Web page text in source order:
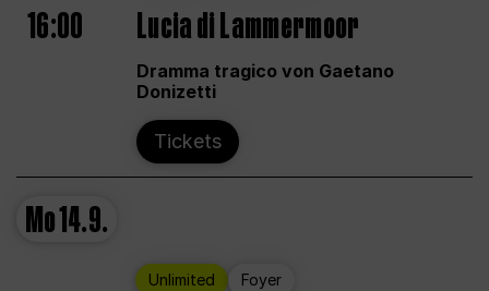
16:00 Lucia di Lammermoor
Dramma tragico von Gaetano
Donizetti
Tickets
Mo14.9.
Unlimited Foyer